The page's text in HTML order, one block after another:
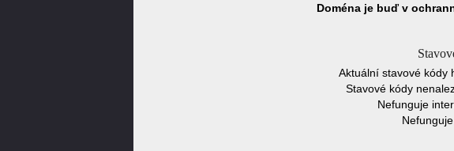
Doména je buď v
Aktuální stavové kódy
Stavové kódy
Nefunguje